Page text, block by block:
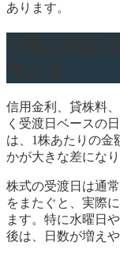
あります。
信用金利、貸株料
く受渡日ベースの
は、1株あたりの金
かが大きな差になり
株式の受渡日は通
をまたぐと、実際
ます。特に水曜日
後は、日数が増え